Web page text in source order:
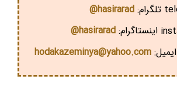
تلگرام: hasirarad@
اینستاگرام: hasirarad@
ایمیل: hodakazeminya@yahoo.com